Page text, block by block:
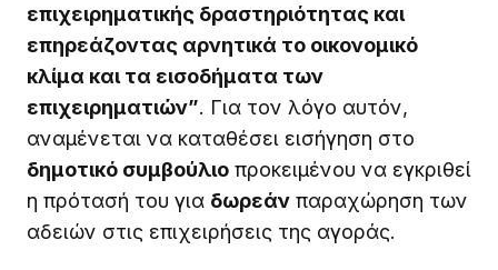
επιχειρηματικής δραστηριότητας και
επηρεάζοντας αρνητικά το οικονομικό
κλίμα και τα εισοδήματα των
επιχειρηματιών”. Για τον λόγο αυτόν,
αναμένεται να καταθέσει εισήγηση στο
δημοτικό συμβούλιο προκειμένου να εγκριθεί
η πρότασή του για δωρεάν παραχώρηση των
αδειών στις επιχειρήσεις της αγοράς.